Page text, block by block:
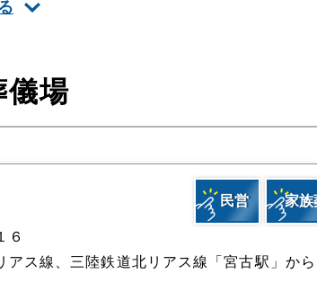
の相談)
儀場
民営 家族
６
アス線、三陸鉄道北リアス線「宮古駅」か